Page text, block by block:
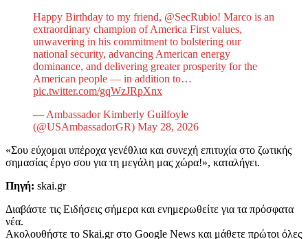
Happy Birthday to my friend, @SecRubio! Marco is an
extraordinary champion of America First values,
unwavering in his commitment to bolstering our
national security, advancing American energy
dominance, and delivering greater prosperity for the
American people — in addition to…
pic.twitter.com/gqWzJRpXnx
— Ambassador Kimberly Guilfoyle
(@USAmbassadorGR) May 28, 2026
«Σου εύχομαι υπέροχα γενέθλια και συνεχή επιτυχία στο ζωτικής
σημασίας έργο σου για τη μεγάλη μας χώρα!», καταλήγει.
Πηγή: skai.gr
Διαβάστε τις Ειδήσεις σήμερα και ενημερωθείτε για τα πρόσφατα
νέα.
Ακολουθήστε το Skai.gr στο Google News και μάθετε πρώτοι όλες